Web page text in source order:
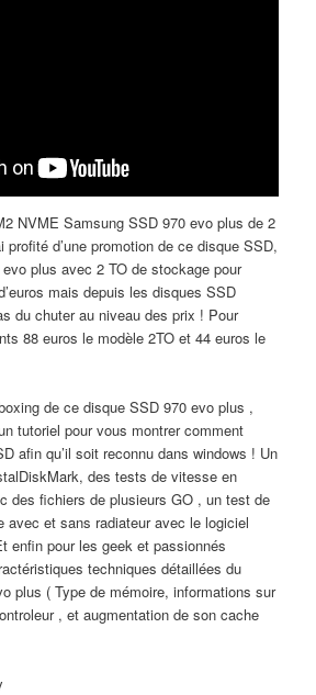
NVME Samsung SSD 970 evo plus de 2
profité d’une promotion de ce disque SSD,
plus avec 2 TO de stockage pour
mais depuis les disques SSD
du chuter au niveau des prix ! Pour
88 euros le modèle 2TO et 44 euros le
de ce disque SSD 970 evo plus ,
tutoriel pour vous montrer comment
afin qu’il soit reconnu dans windows ! Un
des tests de vitesse en
des fichiers de plusieurs GO , un test de
avec et sans radiateur avec le logiciel
enfin pour les geek et passionnés
techniques détaillées du
plus ( Type de mémoire, informations sur
, et augmentation de son cache